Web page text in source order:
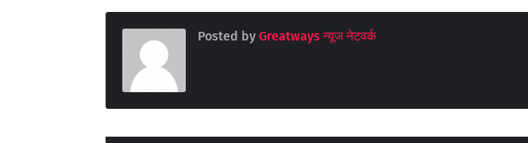
Posted by Greatways न्यूज नेटवर्क